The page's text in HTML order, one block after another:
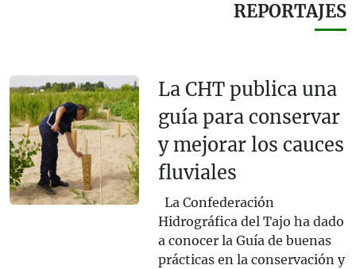
REPORTAJES
La CHT publica una
guía para conservar
y mejorar los cauces
fluviales
La Confederación
Hidrográfica del Tajo ha dado
a conocer la Guía de buenas
prácticas en la conservación y